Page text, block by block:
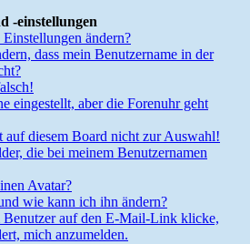
-einstellungen
ändern?
dass mein Benutzername in der
eingestellt, aber die Forenuhr geht
auf diesem Board nicht zur Auswahl!
die bei meinem Benutzernamen
Avatar?
wie kann ich ihn ändern?
Benutzer auf den E-Mail-Link klicke,
mich anzumelden.